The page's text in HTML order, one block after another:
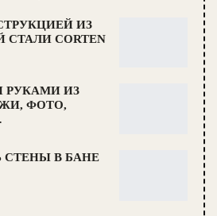
ИЗ
CORTEN
РУКАМИ ИЗ
ФОТО,
СТЕНЫ В БАНЕ